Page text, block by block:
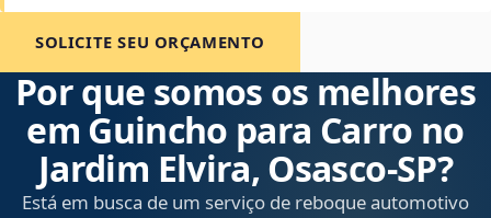
SOLICITE SEU ORÇAMENTO
Por que somos os melhores
em Guincho para Carro no
Jardim Elvira, Osasco‑SP?
Está em busca de um serviço de reboque automotivo